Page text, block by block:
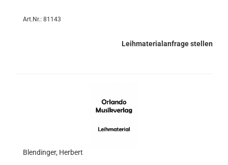
Art.Nr.: 81143
Leihmaterialanfrage stellen
Blendinger, Herbert